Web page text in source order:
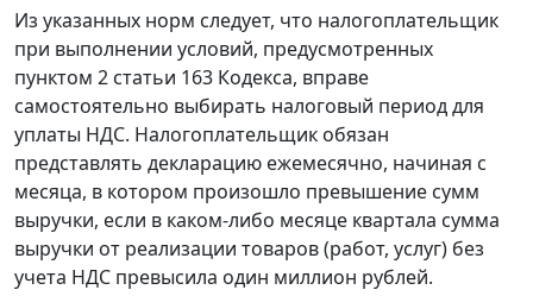
Из указанных норм следует, что налогоплательщик
при выполнении условий, предусмотренных
пунктом 2 статьи 163 Кодекса, вправе
самостоятельно выбирать налоговый период для
уплаты НДС. Налогоплательщик обязан
представлять декларацию ежемесячно, начиная с
месяца, в котором произошло превышение сумм
выручки, если в каком-либо месяце квартала сумма
выручки от реализации товаров (работ, услуг) без
учета НДС превысила один миллион рублей.